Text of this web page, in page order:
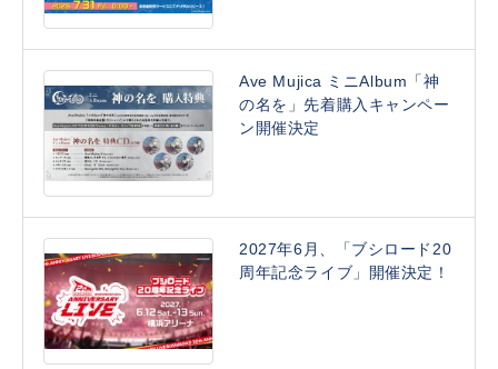
Ave Mujica ミニAlbum「神
の名を」先着購入キャンペー
ン開催決定
2027年6月、「ブシロード20
周年記念ライブ」開催決定！